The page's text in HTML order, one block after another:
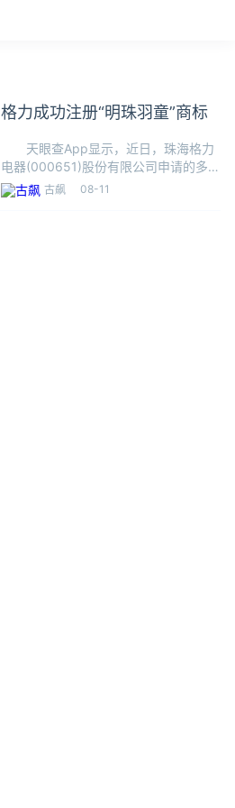
格力成功注册“明珠羽童”商标
天眼查App显示，近日，珠海格力
电器(000651)股份有限公司申请的多个
“明珠羽童”商标状态变更为已注册，这
些商标申请于2021年11月，国际分类涉
古飙 08-11